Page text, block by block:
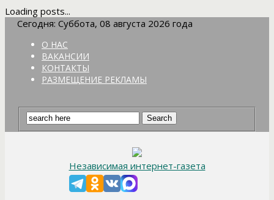
Loading posts...
Сегодня: Суббота, 08 августа 2026 года
О НАС
ВАКАНСИИ
КОНТАКТЫ
РАЗМЕЩЕНИЕ РЕКЛАМЫ
Независимая интернет-газета